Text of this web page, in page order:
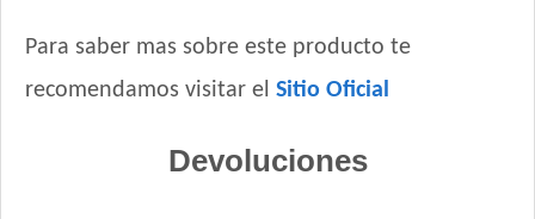
Para saber mas sobre este producto te
recomendamos visitar el Sitio Oficial
Devoluciones